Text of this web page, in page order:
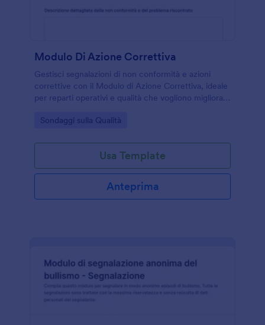
Modulo Di Azione Correttiva
Gestisci segnalazioni di non conformità e azioni
correttive con il Modulo di Azione Correttiva, ideale
per reparti operativi e qualità che vogliono migliorare
Go to Category:
Sondaggi sulla Qualità
Usa Template
Anteprima